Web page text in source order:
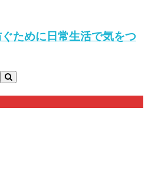
ために日常生活で気をつ